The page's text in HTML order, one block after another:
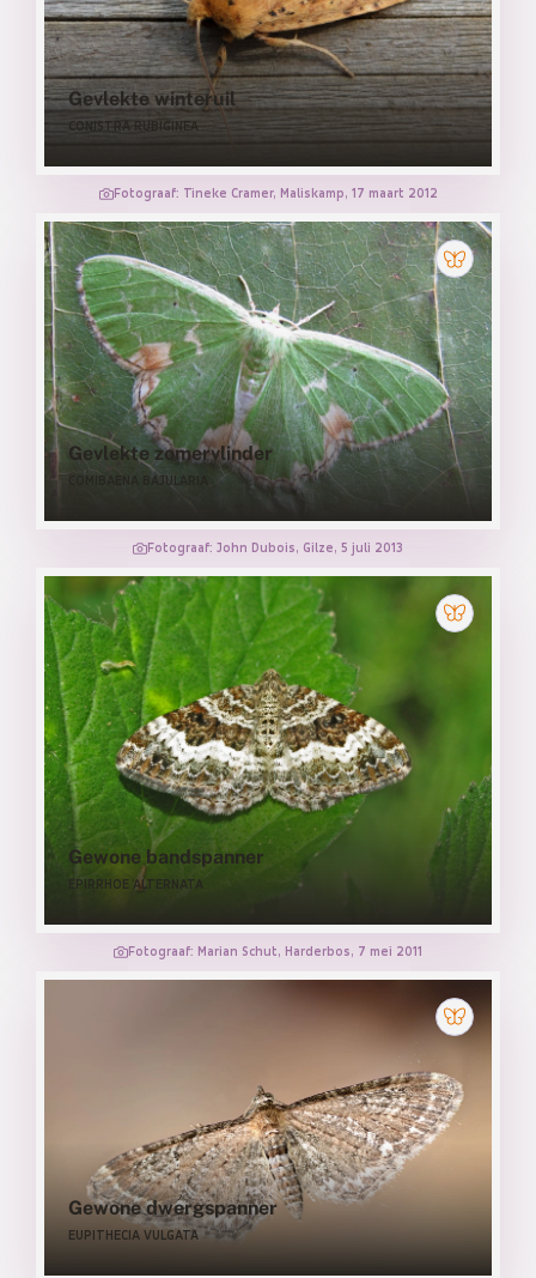
Gevlekte winteruil
CONISTRA RUBIGINEA
Fotograaf: Tineke Cramer, Maliskamp, 17 maart 2012
Gevlekte zomervlinder
COMIBAENA BAJULARIA
Fotograaf: John Dubois, Gilze, 5 juli 2013
Gewone bandspanner
EPIRRHOE ALTERNATA
Fotograaf: Marian Schut, Harderbos, 7 mei 2011
Gewone dwergspanner
EUPITHECIA VULGATA